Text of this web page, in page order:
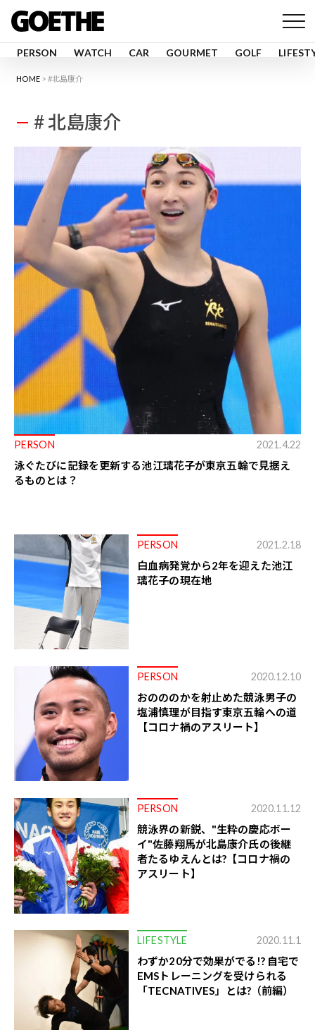
PERSON WATCH CAR GOURMET GOLF
HOME #北島康介
# 北島康介
PERSON 2021.4.22
泳ぐたびに記録を更新する池江璃花子が東京五輪で見据え
るものとは？
PERSON 2021.2.18
白血病発覚から2年を迎えた池江
璃花子の現在地
PERSON 2020.12.10
おのののかを射止めた競泳男子の
塩浦慎理が目指す東京五輪への道
【コロナ禍のアスリート】
PERSON 2020.11.12
競泳界の新鋭、"生粋の慶応ボー
イ"佐藤翔馬が北島康介氏の後継
者たるゆえんとは?【コロナ禍の
アスリート】
LIFESTYLE 2020.11.1
わずか20分で効果がでる!? 自宅で
EMSトレーニングを受けられる
「TECNATIVES」とは?（前編）